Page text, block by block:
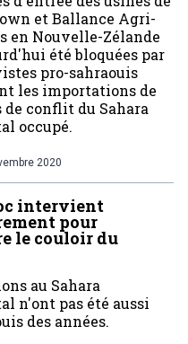
et Ballance Agri-
en Nouvelle-Zélande
été bloquées par
pro-sahraouis
les importations de
conflit du Sahara
occupé.
2020
intervient
pour
le couloir du
au Sahara
n'ont pas été aussi
des années.